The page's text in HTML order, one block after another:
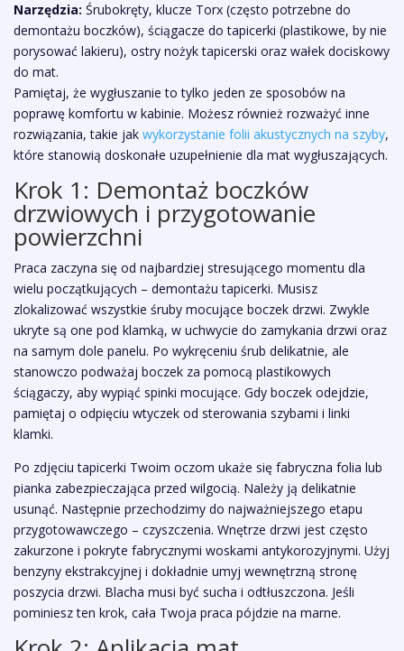
Narzędzia: Śrubokręty, klucze Torx (często potrzebne do
demontażu boczków), ściągacze do tapicerki (plastikowe, by nie
porysować lakieru), ostry nożyk tapicerski oraz wałek dociskowy
do mat.
Pamiętaj, że wygłuszanie to tylko jeden ze sposobów na
poprawę komfortu w kabinie. Możesz również rozważyć inne
rozwiązania, takie jak wykorzystanie folii akustycznych na szyby,
które stanowią doskonałe uzupełnienie dla mat wygłuszających.
Krok 1: Demontaż boczków
drzwiowych i przygotowanie
powierzchni
Praca zaczyna się od najbardziej stresującego momentu dla
wielu początkujących – demontażu tapicerki. Musisz
zlokalizować wszystkie śruby mocujące boczek drzwi. Zwykle
ukryte są one pod klamką, w uchwycie do zamykania drzwi oraz
na samym dole panelu. Po wykręceniu śrub delikatnie, ale
stanowczo podważaj boczek za pomocą plastikowych
ściągaczy, aby wypiąć spinki mocujące. Gdy boczek odejdzie,
pamiętaj o odpięciu wtyczek od sterowania szybami i linki
klamki.
Po zdjęciu tapicerki Twoim oczom ukaże się fabryczna folia lub
pianka zabezpieczająca przed wilgocią. Należy ją delikatnie
usunąć. Następnie przechodzimy do najważniejszego etapu
przygotowawczego – czyszczenia. Wnętrze drzwi jest często
zakurzone i pokryte fabrycznymi woskami antykorozyjnymi. Użyj
benzyny ekstrakcyjnej i dokładnie umyj wewnętrzną stronę
poszycia drzwi. Blacha musi być sucha i odtłuszczona. Jeśli
pominiesz ten krok, cała Twoja praca pójdzie na marne.